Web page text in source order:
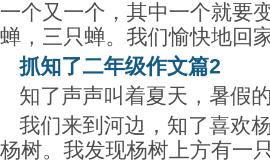
一个又一个，其中一个就要
蝉，三只蝉。我们愉快地回
抓知了二年级作文篇2
知了声声叫着夏天，暑假
我们来到河边，知了喜欢
杨树。我发现杨树上方有一